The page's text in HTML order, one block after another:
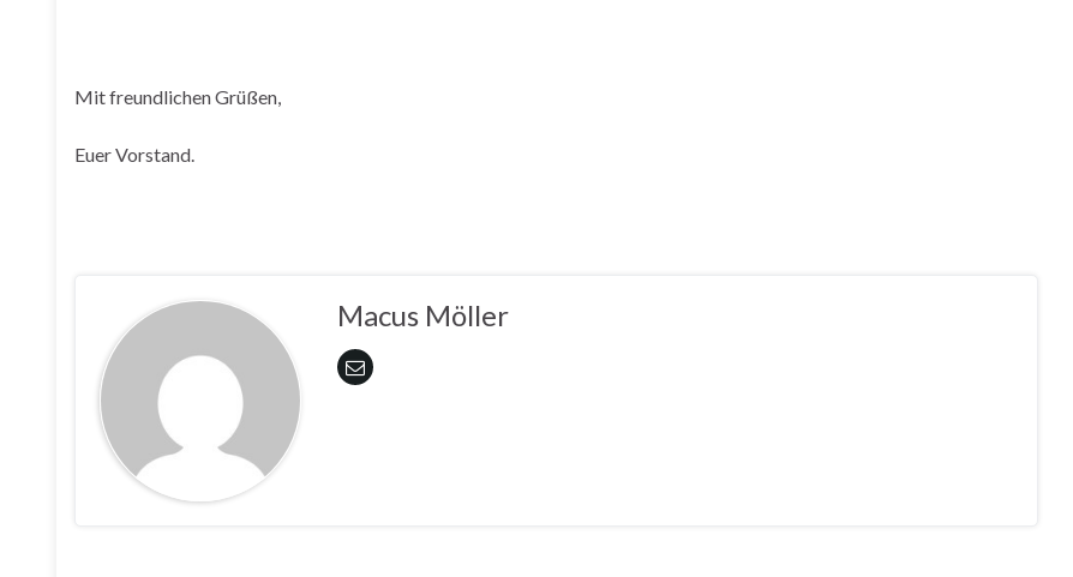
Mit freundlichen Grüßen,
Euer Vorstand.
Macus Möller